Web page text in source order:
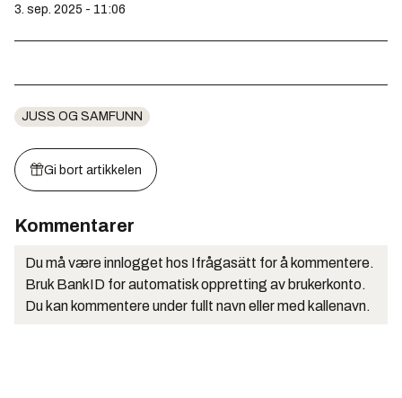
3. sep. 2025 - 11:06
JUSS OG SAMFUNN
Gi bort artikkelen
Kommentarer
Du må være innlogget hos Ifrågasätt for å kommentere.
Bruk BankID for automatisk oppretting av brukerkonto.
Du kan kommentere under fullt navn eller med kallenavn.